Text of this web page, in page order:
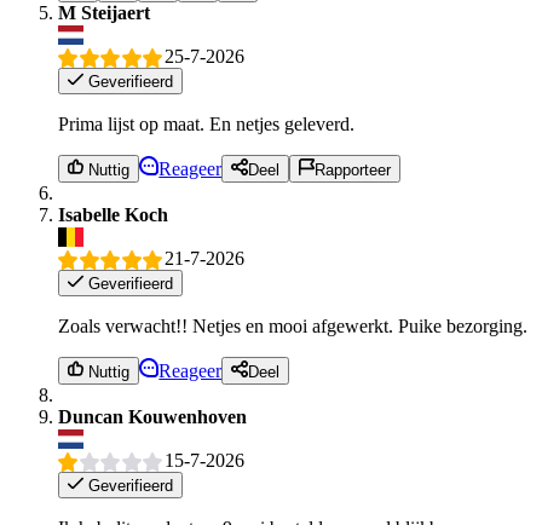
M Steijaert
25-7-2026
Geverifieerd
Prima lijst op maat. En netjes geleverd.
Nuttig Reageer Deel Rapporteer
Isabelle Koch
21-7-2026
Geverifieerd
Zoals verwacht!! Netjes en mooi afgewerkt. Puike bezorging.
Nuttig Reageer Deel
Duncan Kouwenhoven
15-7-2026
Geverifieerd